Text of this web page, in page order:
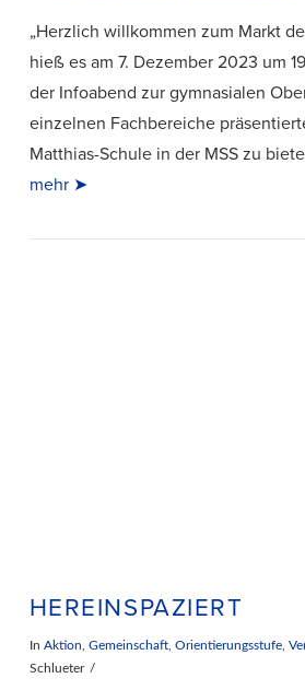
„Herzlich willkommen zum Markt
hieß es am 7. Dezember 2023 um
der Infoabend zur gymnasialen
einzelnen Fachbereiche
Matthias-Schule in der MSS zu
mehr ➤
HEREINSPAZIERT
In Aktion Gemeinschaft, Orientierungsstufe,
Schlueter